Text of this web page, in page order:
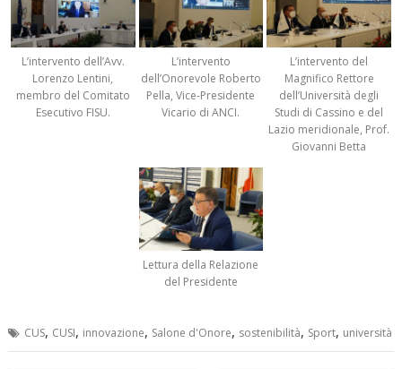
L’intervento dell’Avv.
Lorenzo Lentini,
membro del Comitato
Esecutivo FISU.
L’intervento
dell’Onorevole Roberto
Pella, Vice-Presidente
Vicario di ANCI.
L’intervento del
Magnifico Rettore
dell’Università degli
Studi di Cassino e del
Lazio meridionale, Prof.
Giovanni Betta
Lettura della Relazione
del Presidente
CUS, CUSI, innovazione, Salone d'Onore, sostenibilità, Sport, università